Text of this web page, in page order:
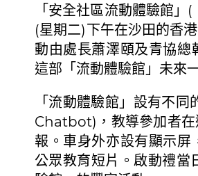
「安全社區流動體驗館
(星期二)下午在沙田的香
動由處長蕭澤頤及青協總
這部「流動體驗館」未來
「流動體驗館」設有不
Chatbot)，教導參加者在
報。車身外亦設有顯示
公眾教育短片。啟動禮當